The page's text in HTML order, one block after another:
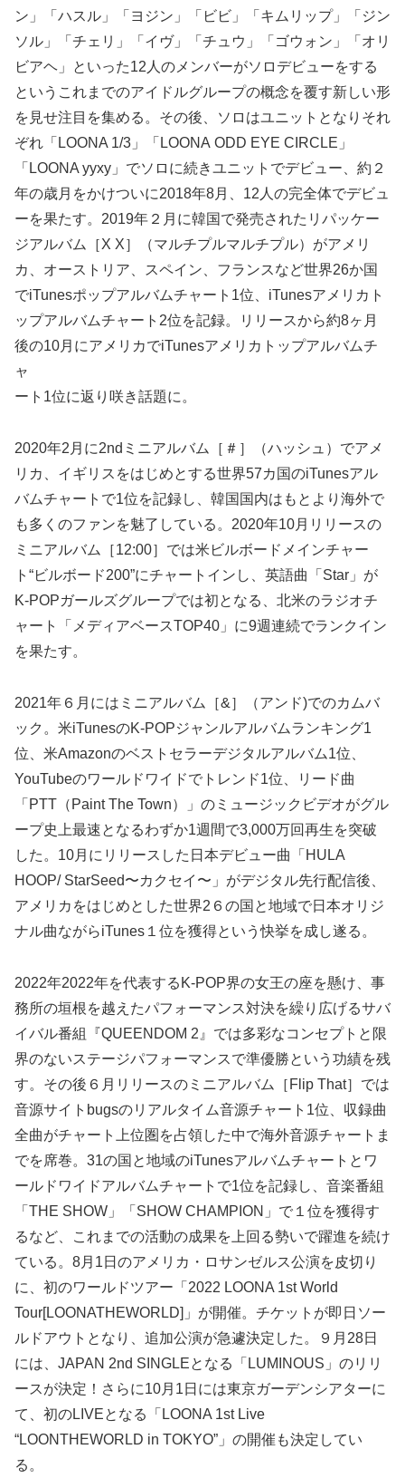
ン」「ハスル」「ヨジン」「ビビ」「キムリップ」「ジン
ソル」「チェリ」「イヴ」「チュウ」「ゴウォン」「オリ
ビアヘ」といった12人のメンバーがソロデビューをする
というこれまでのアイドルグループの概念を覆す新しい形
を見せ注目を集める。その後、ソロはユニットとなりそれ
ぞれ「LOONA 1/3」「LOONA ODD EYE CIRCLE」
「LOONA yyxy」でソロに続きユニットでデビュー、約２
年の歳月をかけついに2018年8月、12人の完全体でデビュ
ーを果たす。2019年２月に韓国で発売されたリパッケー
ジアルバム［X X］（マルチプルマルチプル）がアメリ
カ、オーストリア、スペイン、フランスなど世界26か国
でiTunesポップアルバムチャート1位、iTunesアメリカト
ップアルバムチャート2位を記録。リリースから約8ヶ月
後の10月にアメリカでiTunesアメリカトップアルバムチ
ャ
ート1位に返り咲き話題に。
2020年2月に2ndミニアルバム［＃］（ハッシュ）でアメ
リカ、イギリスをはじめとする世界57カ国のiTunesアル
バムチャートで1位を記録し、韓国国内はもとより海外で
も多くのファンを魅了している。2020年10月リリースの
ミニアルバム［12:00］では米ビルボードメインチャー
ト“ビルボード200”にチャートインし、英語曲「Star」が
K-POPガールズグループでは初となる、北米のラジオチ
ャート「メディアベースTOP40」に9週連続でランクイン
を果たす。
2021年６月にはミニアルバム［&］（アンド)でのカムバ
ック。米iTunesのK-POPジャンルアルバムランキング1
位、米Amazonのベストセラーデジタルアルバム1位、
YouTubeのワールドワイドでトレンド1位、リード曲
「PTT（Paint The Town）」のミュージックビデオがグル
ープ史上最速となるわずか1週間で3,000万回再生を突破
した。10月にリリースした日本デビュー曲「HULA
HOOP/ StarSeed〜カクセイ〜」がデジタル先行配信後、
アメリカをはじめとした世界2６の国と地域で日本オリジ
ナル曲ながらiTunes１位を獲得という快挙を成し遂る。
2022年2022年を代表するK-POP界の女王の座を懸け、事
務所の垣根を越えたパフォーマンス対決を繰り広げるサバ
イバル番組『QUEENDOM 2』では多彩なコンセプトと限
界のないステージパフォーマンスで準優勝という功績を残
す。その後６月リリースのミニアルバム［Flip That］では
音源サイトbugsのリアルタイム音源チャート1位、収録曲
全曲がチャート上位圏を占領した中で海外音源チャートま
でを席巻。31の国と地域のiTunesアルバムチャートとワ
ールドワイドアルバムチャートで1位を記録し、音楽番組
「THE SHOW」「SHOW CHAMPION」で１位を獲得す
るなど、これまでの活動の成果を上回る勢いで躍進を続け
ている。8月1日のアメリカ・ロサンゼルス公演を皮切り
に、初のワールドツアー「2022 LOONA 1st World
Tour[LOONATHEWORLD]」が開催。チケットが即日ソー
ルドアウトとなり、追加公演が急遽決定した。９月28日
には、JAPAN 2nd SINGLEとなる「LUMINOUS」のリリ
ースが決定！さらに10月1日には東京ガーデンシアターに
て、初のLIVEとなる「LOONA 1st Live
“LOONTHEWORLD in TOKYO”」の開催も決定してい
る。